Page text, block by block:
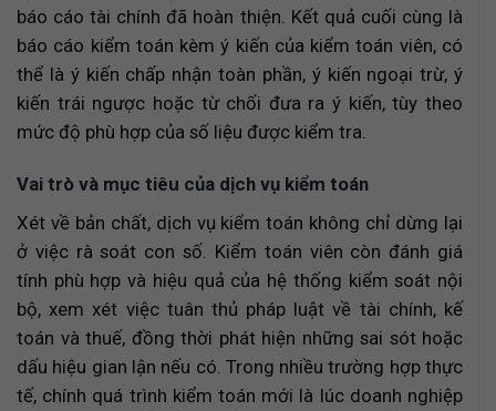
Hồ sơ, tài liệu cần chuẩn bị khi thuê dịch vụ
kiểm toán
Kết luận
Liên hệ tư vấn cùng MAN – Master Accountant
Network
Câu hỏi thường gặp về dịch vụ kiểm toán
không?
Không kiểm toán có bị phạt không?
Nên chọn công ty kiểm toán Big4 hay công ty
vừa và nhỏ?
báo cáo tài chính đã hoàn thiện. Kết quả cuối cùng là
báo cáo kiểm toán kèm ý kiến của kiểm toán viên, có
thể là ý kiến chấp nhận toàn phần, ý kiến ngoại trừ, ý
kiến trái ngược hoặc từ chối đưa ra ý kiến, tùy theo
mức độ phù hợp của số liệu được kiểm tra.
Vai trò và mục tiêu của dịch vụ kiểm toán
Xét về bản chất, dịch vụ kiểm toán không chỉ dừng lại
ở việc rà soát con số. Kiểm toán viên còn đánh giá
tính phù hợp và hiệu quả của hệ thống kiểm soát nội
bộ, xem xét việc tuân thủ pháp luật về tài chính, kế
toán và thuế, đồng thời phát hiện những sai sót hoặc
dấu hiệu gian lận nếu có. Trong nhiều trường hợp thực
tế, chính quá trình kiểm toán mới là lúc doanh nghiệp